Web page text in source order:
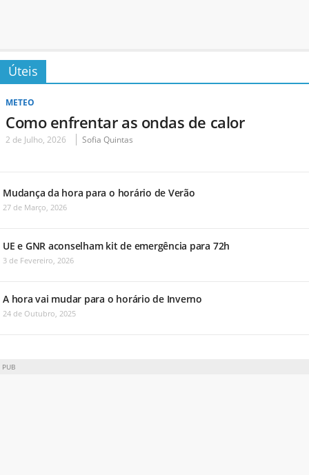
Úteis
METEO
Como enfrentar as ondas de calor
2 de Julho, 2026 Sofia Quintas
Mudança da hora para o horário de Verão
27 de Março, 2026
UE e GNR aconselham kit de emergência para 72h
3 de Fevereiro, 2026
A hora vai mudar para o horário de Inverno
24 de Outubro, 2025
PUB